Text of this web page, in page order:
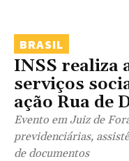
BRASIL
INSS realiza
serviços
ação Rua de
Evento em Juiz de
previdenciárias,
de documentos